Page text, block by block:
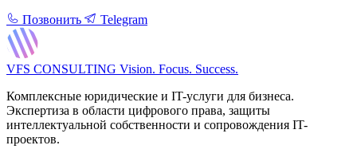
Позвонить Telegram
VFS CONSULTING Vision. Focus. Success.
Комплексные юридические и IT-услуги для бизнеса.
Экспертиза в области цифрового права, защиты
интеллектуальной собственности и сопровождения IT-
проектов.